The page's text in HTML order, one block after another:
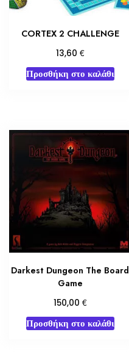
CORTEX 2 CHALLENGE
13,60 €
Προσθήκη στο καλάθι
Darkest Dungeon The Board
Game
150,00 €
Προσθήκη στο καλάθι